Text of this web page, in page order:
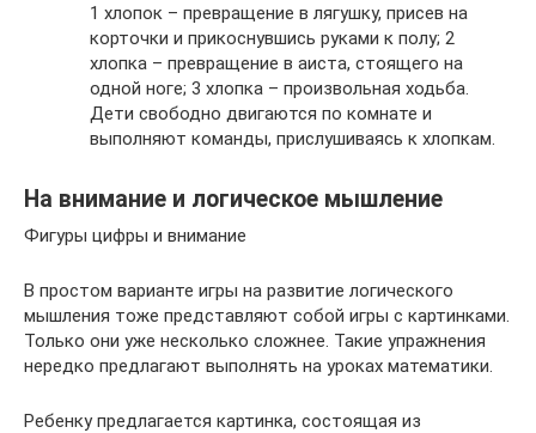
1 хлопок – превращение в лягушку, присев на
корточки и прикоснувшись руками к полу; 2
хлопка – превращение в аиста, стоящего на
одной ноге; 3 хлопка – произвольная ходьба.
Дети свободно двигаются по комнате и
выполняют команды, прислушиваясь к хлопкам.
На внимание и логическое мышление
Фигуры цифры и внимание
В простом варианте игры на развитие логического
мышления тоже представляют собой игры с картинками.
Только они уже несколько сложнее. Такие упражнения
нередко предлагают выполнять на уроках математики.
Ребенку предлагается картинка, состоящая из